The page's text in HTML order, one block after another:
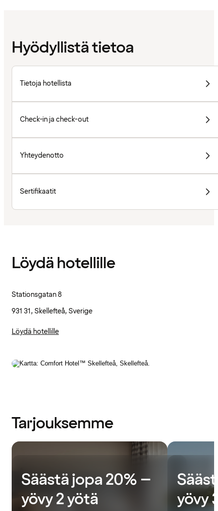
Hyödyllistä tietoa
Tietoja hotellista
Check-in ja check-out
Yhteydenotto
Sertifikaatit
Löydä hotellille
Stationsgatan 8
931 31, Skellefteå, Sverige
Löydä hotellille
Tarjouksemme
Säästä jopa 20% –
yövy 2 yötä
yövy